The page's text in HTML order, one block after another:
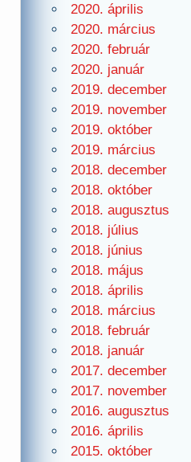
2020. április
2020. március
2020. február
2020. január
2019. december
2019. november
2019. október
2019. március
2018. december
2018. október
2018. augusztus
2018. július
2018. június
2018. május
2018. április
2018. március
2018. február
2018. január
2017. december
2017. november
2016. augusztus
2016. április
2015. október